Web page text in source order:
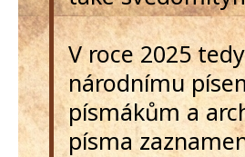
V roce 2025
národnímu
písmákům a
písma